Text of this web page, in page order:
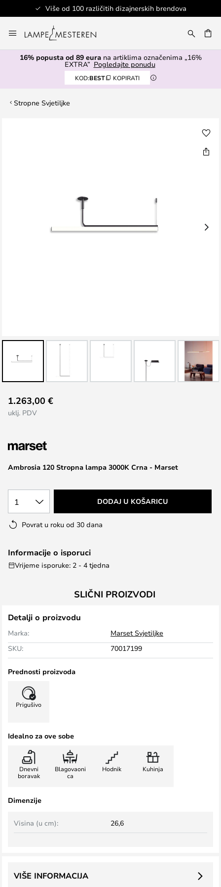
Više od 100 različitih dizajnerskih brendova
to
Content
16% popusta od 89 eurana artiklima označenima „16%
EXTRA” Pogledajte ponudu
KOD:BEST KOPIRATI
Stropne Svjetiljke
to
the
of
the
images
Ambrosia 120 Stropna lampa 3000K Crna - Marset
1.263,00 €
uklj. PDV
1 DODAJ U KOŠARICU
Povrat u roku od 30 dana
Informacije o isporuci
Vrijeme isporuke: 2 - 4 tjedna
SLIČNI PROIZVODI
Detalji o proizvodu
Marka:
Marset Svjetiljke
SKU:
70017199
Prednosti proizvoda
Prigušivo
Idealno za ove sobe
Dnevni
boravak
Blagovaoni
ca
Hodnik Kuhinja
Dimenzije
Visina (u cm): 26,6
VIŠE INFORMACIJA